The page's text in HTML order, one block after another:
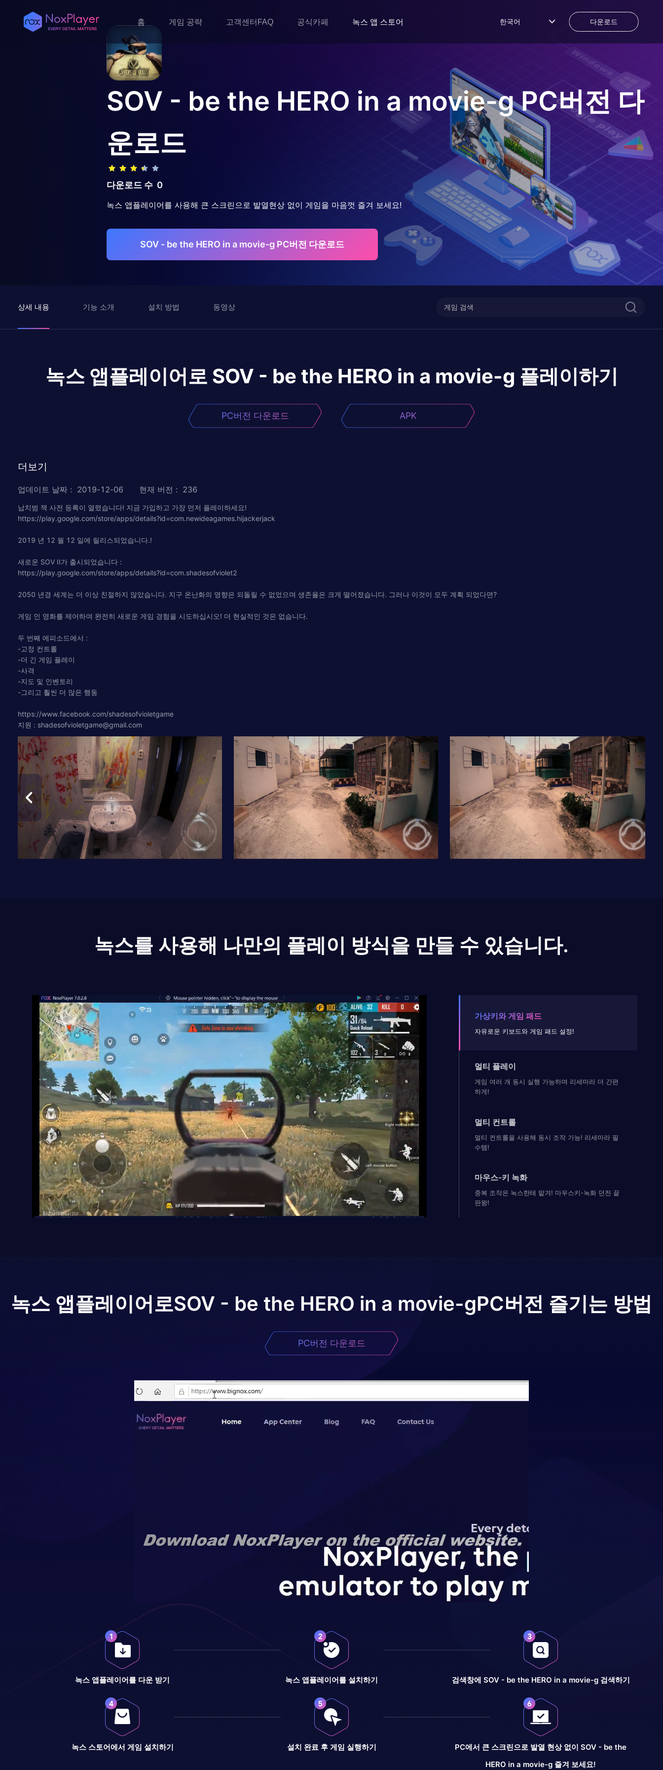
홈 게임 공략 고객센터FAQ 공식카페 녹스 앱 스토어 한국어 다운로드
SOV - be the HERO in a movie-gPC버전 다
운로드
다운로드 수 0
녹스 앱플레이어를 사용해 큰 스크린으로 발열현상 없이 게임을 마음껏 즐겨 보세요!
SOV - be the HERO in a movie-g PC버전 다운로드
상세 내용 기능 소개 설치 방법 동영상
녹스 앱플레이어로 SOV - be the HERO in a movie-g 플레이하기
PC버전 다운로드 APK
더보기
업데이트 날짜 : 2019-12-06 현재 버전 : 236
납치범 잭 사전 등록이 열렸습니다! 지금 가입하고 가장 먼저 플레이하세요!
https://play.google.com/store/apps/details?id=com.newideagames.hijackerjack
2019 년 12 월 12 일에 릴리스되었습니다.!
새로운 SOV II가 출시되었습니다 :
https://play.google.com/store/apps/details?id=com.shadesofviolet2
2050 년경 세계는 더 이상 친절하지 않았습니다. 지구 온난화의 영향은 되돌릴 수 없었으며 생존율은 크게 떨어졌습니다. 그러나 이것이 모두 계획 되었다면?
게임 인 영화를 제어하여 완전히 새로운 게임 경험을 시도하십시오! 더 현실적인 것은 없습니다.
두 번째 에피소드에서 :
-고정 컨트롤
-더 긴 게임 플레이
-사격
-지도 및 인벤토리
-그리고 훨씬 더 많은 행동
https://www.facebook.com/shadesofvioletgame
지원 : shadesofvioletgame@gmail.com
녹스를 사용해 나만의 플레이 방식을 만들 수 있습니다.
가상키와 게임 패드
자유로운 키보드와 게임 패드 설정!
멀티 플레이
게임 여러 개 동시 실행 가능하며 리세마라 더 간편
하게!
멀티 컨트롤
멀티 컨트롤을 사용해 동시 조작 가능! 리세마라 필
수템!
마우스-키 녹화
중복 조작은 녹스한테 맡겨! 마우스키-녹화 던전 끝
판왕!
녹스 앱플레이어로SOV - be the HERO in a movie-gPC버전 즐기는 방법
PC버전 다운로드
녹스 앱플레이어를 다운 받기 녹스 앱플레이어를 설치하기 검색창에 SOV - be the HERO in a movie-g 검색하기
녹스 스토어에서 게임 설치하기 설치 완료 후 게임 실행하기
PC에서 큰 스크린으로 발열 현상 없이 SOV - be the
HERO in a movie-g 즐겨 보세요!